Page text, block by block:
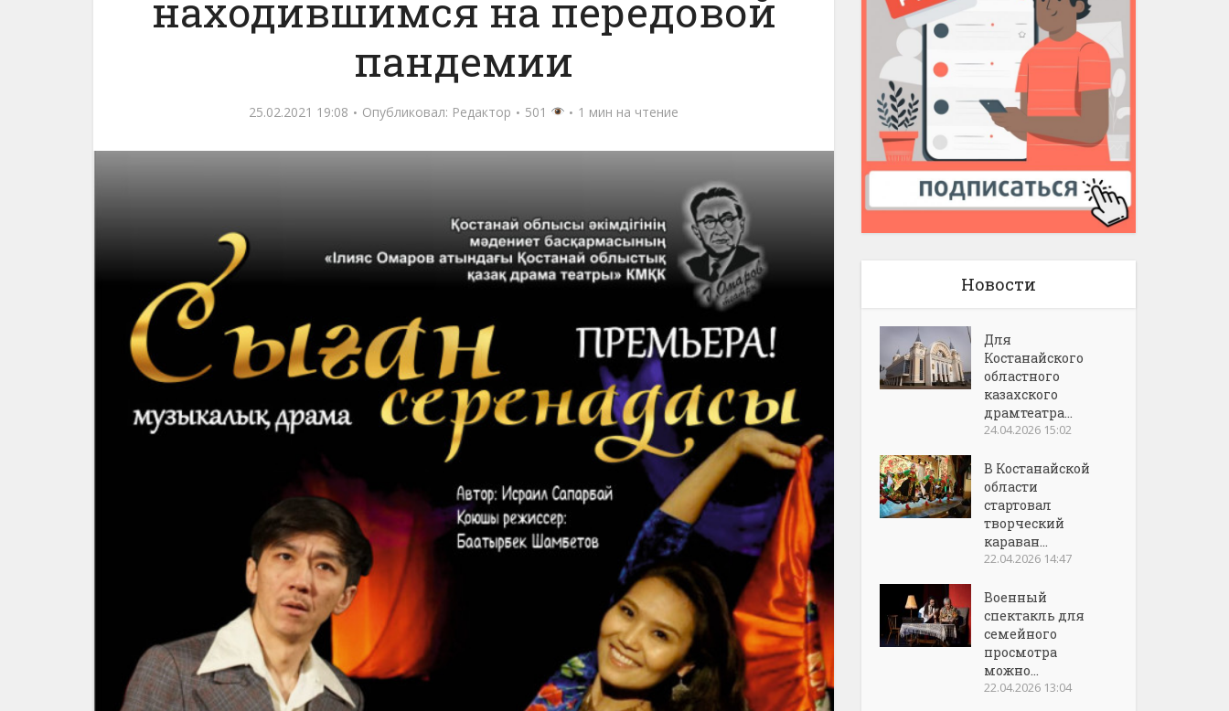
находившимся на передовой
пандемии
25.02.2021 19:08 Опубликовал: Редактор 501 1 мин на чтение
Новости
Для
Костанайского
областного
казахского
драмтеатра...
24.04.2026 15:02
В Костанайской
области
стартовал
творческий
караван...
22.04.2026 14:47
Военный
спектакль для
семейного
просмотра
можно...
22.04.2026 13:04